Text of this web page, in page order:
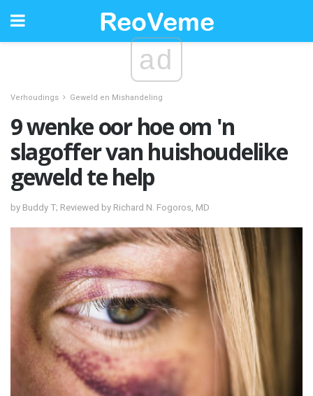
ad
Verhoudings Geweld en Mishandeling
9 wenke oor hoe om 'n
slagoffer van huishoudelike
geweld te help
by Buddy T; Reviewed by Richard N. Fogoros, MD